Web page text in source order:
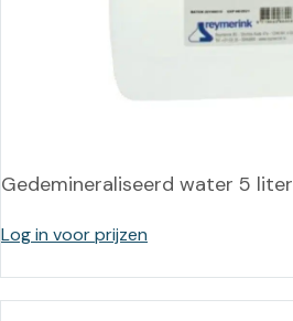
Gedemineraliseerd water 5 liter
Log in voor prijzen